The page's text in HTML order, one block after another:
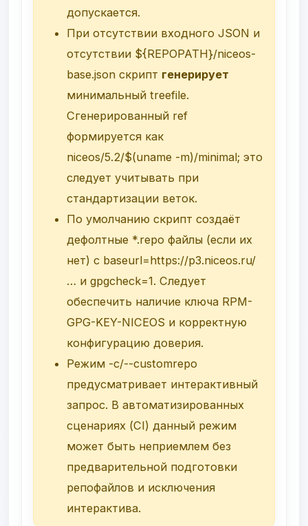
допускается.
При отсутствии входного JSON и
отсутствии ${REPOPATH}/niceos-
base.json скрипт генерирует
минимальный treefile.
Сгенерированный ref
формируется как
niceos/5.2/$(uname -m)/minimal; это
следует учитывать при
стандартизации веток.
По умолчанию скрипт создаёт
дефолтные *.repo файлы (если их
нет) с baseurl=https://p3.niceos.ru/
… иgpgcheck=1. Следует
обеспечить наличие ключа RPM-
GPG-KEY-NICEOS и корректную
конфигурацию доверия.
Режим -c/--customrepo
предусматривает интерактивный
запрос. В автоматизированных
сценариях (CI) данный режим
может быть неприемлем без
предварительной подготовки
репофайлов и исключения
интерактива.